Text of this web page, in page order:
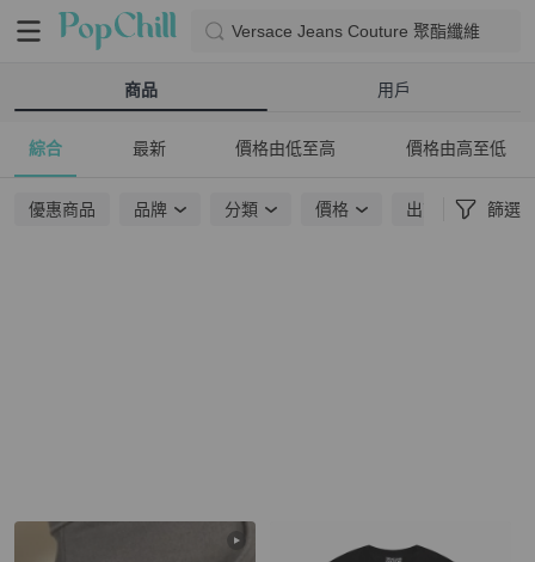
Versace Jeans Couture 聚酯纖維
商品 用戶
綜合 最新 價格由低至高 價格由高至低
優惠商品 品牌 分類 價格 出貨地點 篩選